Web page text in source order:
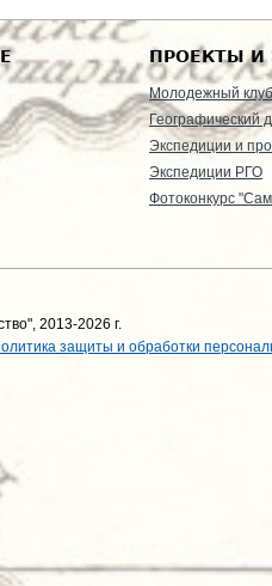
ПРОЕКТЫ И
Молодежный клуб
Географический
Экспедиции и
Экспедиции РГО
Фотоконкурс
2013-2026 г.
защиты и обработки